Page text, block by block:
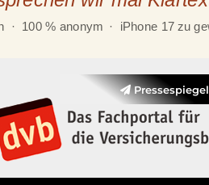
Pressespiegel